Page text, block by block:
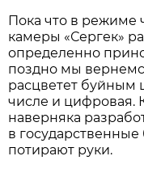
Пока что в режиме
камеры «Сергек»
определенно
поздно мы
расцветет буйным
числе и
наверняка
в
потирают руки.